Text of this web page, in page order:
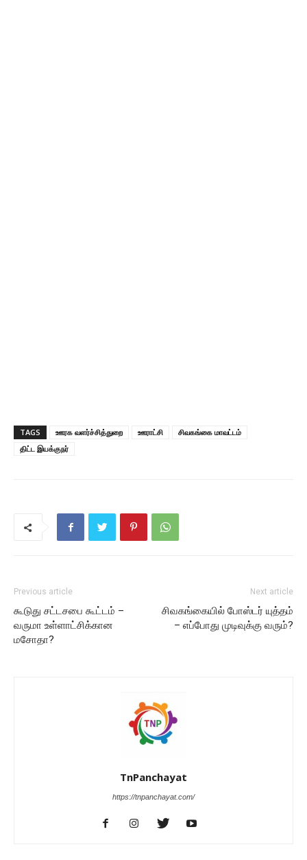
TAGS ஊரக வளர்ச்சித்துறை ஊராட்சி
சிவகங்கை மாவட்டம்
திட்ட இயக்குநர்
Previous article
கூடுது சட்டசபை கூட்டம் –
வருமா உள்ளாட்சிக்கான
மசோதா?
Next article
சிவகங்கையில் போஸ்டர் யுத்தம்
– எப்போது முடிவுக்கு வரும்?
TnPanchayat
https://tnpanchayat.com/